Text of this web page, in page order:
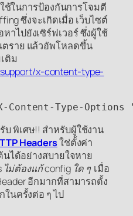
ช้ในการป้องกันการโจมตี
ซึ่งจะเกิดเมื่อ เว็บไซต์
าไปยังเซิร์ฟเวอร์ ซึ่งผู้ใช้
ราย แล้วอัพโหลดขึ้น
ติม
x-content-type-
Content-Type-
พิเศษ!! สำหรับผู้ใช้งาน
Headersใช่ตั้งค่า
นได้อย่างสบายใจหาย
ม่ต้องแก้ config ใด ๆเมื่อ
อีกมากที่สามารถตั้ง
ในครั้งต่อ ๆ ไป